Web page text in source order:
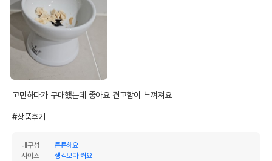
고민하다가 구매했는데 좋아요 견고함이 느껴져요
#상품후기
내구성
튼튼해요
사이즈
생각보다 커요